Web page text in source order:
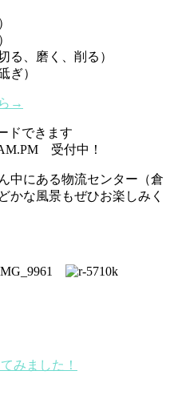
、磨く、削る）
ぎ）
→
ドできます
受付中！
中にある物流センター（倉
かな風景もぜひお楽しみく
みました！